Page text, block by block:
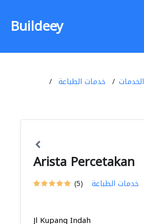
Buildeey
الخدمات
خدمات الطباعة
Arista Percetakan
(5) خدمات الطباعة
Jl Kupang Indah